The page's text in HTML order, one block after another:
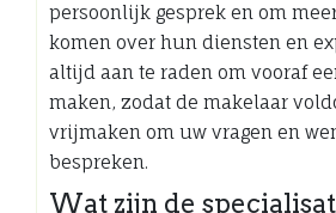
persoonlijk gesprek en om
komen over hun diensten en
altijd aan te raden om vooraf
maken, zodat de makelaar
vrijmaken om uw vragen en
bespreken.
Wat zijn de